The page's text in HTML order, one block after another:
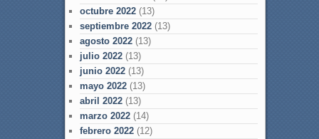
octubre 2022(13)
septiembre 2022(13)
agosto 2022(13)
julio 2022(13)
junio 2022(13)
mayo 2022(13)
abril 2022(13)
marzo 2022(14)
febrero 2022(12)